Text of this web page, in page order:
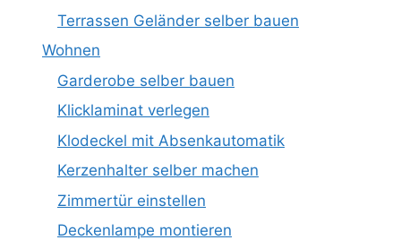
Terrassen Geländer selber bauen
Wohnen
Garderobe selber bauen
Klicklaminat verlegen
Klodeckel mit Absenkautomatik
Kerzenhalter selber machen
Zimmertür einstellen
Deckenlampe montieren